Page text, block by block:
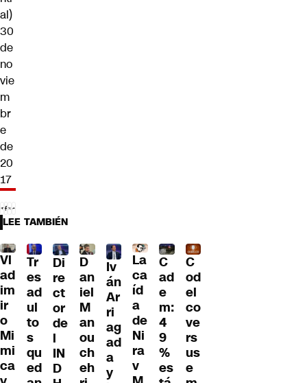
al)
30
de
no
vie
m
br
e
de
20
17
LEE TAMBIÉN
Vl
ad
im
ir
o
Mi
mi
ca
Tr
es
ad
ul
to
s
qu
ed
Di
re
ct
or
de
l
IN
D
D
an
iel
M
an
ou
ch
eh
Iv
án
Ar
ri
ag
ad
a
y
La
ca
íd
a
de
Ni
ra
v
C
ad
e
m:
4
9
%
es
C
od
el
co
ve
rs
us
e